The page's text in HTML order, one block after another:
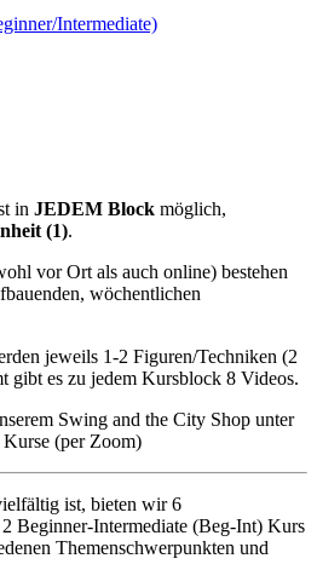
Intermediate)
in JEDEM Block möglich,
(1).
vor Ort als auch online) bestehen
wöchentlichen
jeweils 1-2 Figuren/Techniken (2
gibt es zu jedem Kursblock 8 Videos.
Swing and the City Shop unter
(per Zoom)
ist, bieten wir 6
Beginner-Intermediate (Beg-Int) Kurs
Themenschwerpunkten und